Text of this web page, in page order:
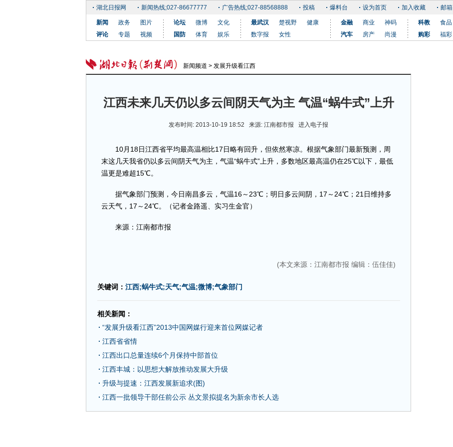
湖北日报网 新闻热线;027-86677777 广告热线;027-88568888 投稿 爆料台 设为首页 加入收藏 邮箱
新闻 政务
图片
评论
专题 视频
论坛 微博
文化
国防
体育 娱乐
最武汉 楚视野
健康
数字报
女性
金融 商业
神码
汽车
房产 尚漫
科教 食品
购彩
福彩
新闻频道 > 发展升级看江西
江西未来几天仍以多云间阴天气为主 气温“蜗牛式”上升
发布时间: 2013-10-19 18:52 来源: 江南都市报 进入电子报
10月18日江西省平均最高温相比17日略有回升，但依然寒凉。根据气象部门最新预测，周
末这几天我省仍以多云间阴天气为主，气温“蜗牛式”上升，多数地区最高温仍在25℃以下，最低
温更是难超15℃。
据气象部门预测，今日南昌多云，气温16～23℃；明日多云间阴，17～24℃；21日维持多
云天气，17～24℃。（记者金路遥、实习生金官）
来源：江南都市报
(本文来源：江南都市报 编辑：伍佳佳)
关键词： 江西;蜗牛式;天气;气温;微博;气象部门
相关新闻：
“发展升级看江西”2013中国网媒行迎来首位网媒记者
江西省省情
江西出口总量连续6个月保持中部首位
江西丰城：以思想大解放推动发展大升级
升级与提速：江西发展新追求(图)
江西一批领导干部任前公示 丛文景拟提名为新余市长人选